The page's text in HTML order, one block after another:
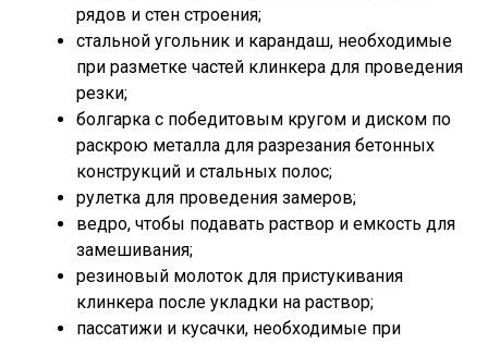
рядов и стен строения;
стальной угольник и карандаш, необходимые
при разметке частей клинкера для проведения
резки;
болгарка с победитовым кругом и диском по
раскрою металла для разрезания бетонных
конструкций и стальных полос;
рулетка для проведения замеров;
ведро, чтобы подавать раствор и емкость для
замешивания;
резиновый молоток для пристукивания
клинкера после укладки на раствор;
пассатижи и кусачки, необходимые при